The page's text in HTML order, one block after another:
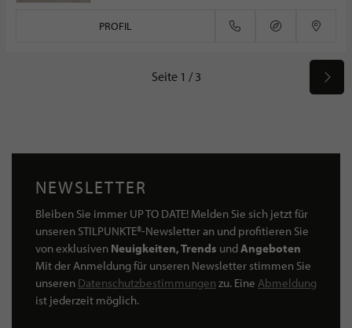
PROFIL
Seite 1 / 3
NEWSLETTER
Bleiben Sie immer UP TO DATE! Melden Sie sich jetzt für
unseren STILPUNKTE®-Newsletter an und profitieren Sie
von exklusiven Neuigkeiten, Trends undAngeboten
Mit der Anmeldung für unseren Newsletter stimmen Sie
unseren Datenschutzbestimmungen zu. Eine Abmeldung
ist jederzeit möglich.